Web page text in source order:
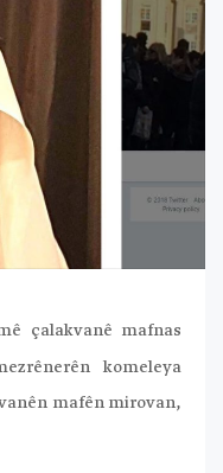
çalakvanê mafnas
komeleya
mafên mirovan,